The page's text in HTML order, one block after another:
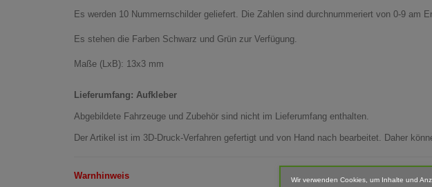
Es werden 10 Nummernschilder geliefert. Die Zahlen sind durchnummeriert von 0-9 am
Es stehen die Farben Schwarz und Grün zur Verfügung.
Maße (LxB): 13x3 mm
Lieferumfang: Aufkleber
Abgebildete Fahrzeuge und Zubehör sind nicht im Lieferumfang enthalten.
Der Artikel ist im 3D-Druck-Verfahren gefertigt und von Hand nach bearbeitet. Daher
Warnhinweis
Wir verwenden Cookies, um Inhalte und